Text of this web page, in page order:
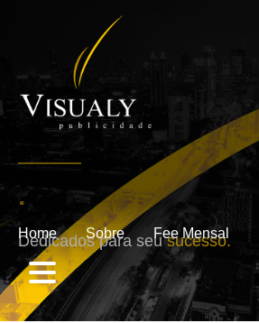
Home Sobre Fee Mensal
.
Dedicados para seusucesso.